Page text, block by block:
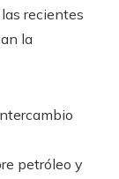
recientes
la
petróleo y